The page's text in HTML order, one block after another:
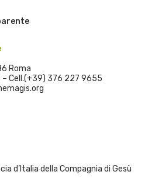
Roma
Cell.(+39) 376 227 9655
d’Italia della Compagnia di Gesù